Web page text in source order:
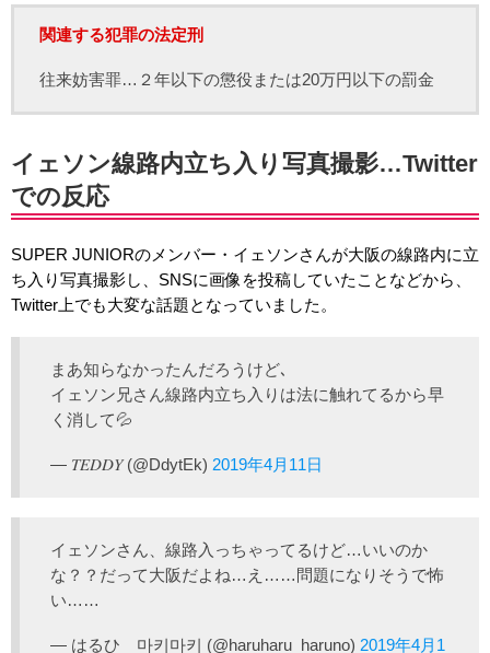
関連する犯罪の法定刑
往来妨害罪…２年以下の懲役または20万円以下の罰金
イェソン線路内立ち入り写真撮影…Twitter
での反応
SUPER JUNIORのメンバー・イェソンさんが大阪の線路内に立
ち入り写真撮影し、SNSに画像を投稿していたことなどから、
Twitter上でも大変な話題となっていました。
まあ知らなかったんだろうけど､
イェソン兄さん線路内立ち入りは法に触れてるから早
く消して💦
— 𝑇𝐸𝐷𝐷𝑌 (@DdytEk) 2019年4月11日
イェソンさん、線路入っちゃってるけど…いいのか
な？？だって大阪だよね…え……問題になりそうで怖
い……
— はるひ 마키마키 (@haruharu_haruno) 2019年4月1